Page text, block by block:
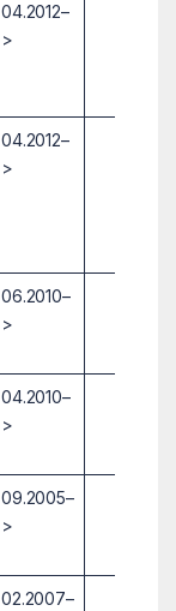
04.2012–
>
04.2012–
>
06.2010–
>
04.2010–
>
09.2005–
>
02.2007–